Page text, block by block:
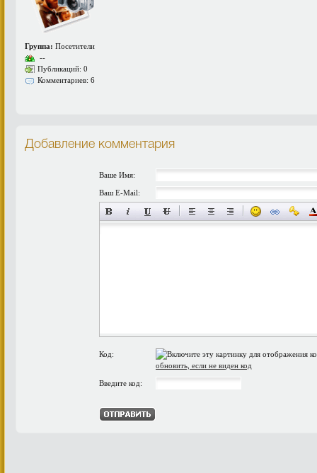
Группа: Посетители
--
Публикаций: 0
Комментариев: 6
Добавление комментария
Ваше Имя:
Ваш E-Mail:
Код:
обновить, если не виден код
Введите код: